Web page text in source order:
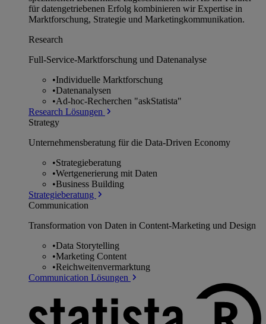
für datengetriebenen Erfolg kombinieren wir Expertise in
Marktforschung, Strategie und Marketingkommunikation.
Research
Full-Service-Marktforschung und Datenanalyse
•Individuelle Marktforschung
•Datenanalysen
•Ad-hoc-Recherchen "askStatista"
Research Lösungen
Strategy
Unternehmens­beratung für die Data-Driven Economy
•Strategieberatung
•Wertgenerierung mit Daten
•Business Building
Strategieberatung
Communication
Transformation von Daten in Content-Marketing und Design
•Data Storytelling
•Marketing Content
•Reichweitenvermarktung
Communication Lösungen